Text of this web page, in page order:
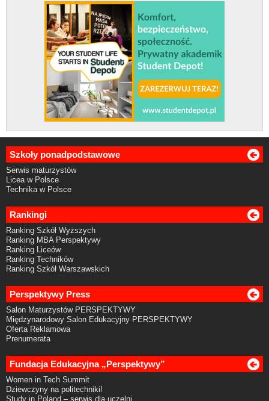
Szkoły ponadpodstawowe
Serwis maturzystów
Licea w Polsce
Technika w Polsce
Rankingi
Ranking Szkół Wyższych
Ranking MBA Perspektywy
Ranking Liceów
Ranking Techników
Ranking Szkół Warszawskich
Perspektywy Press
Salon Maturzystów PERSPEKTYWY
Międzynarodowy Salon Edukacyjny PERSPEKTYWY
Oferta Reklamowa
Prenumerata
Fundacja Edukacyjna „Perspektywy”
Women in Tech Summit
Dziewczyny na politechniki!
Study in Poland – serwis dla uczelni